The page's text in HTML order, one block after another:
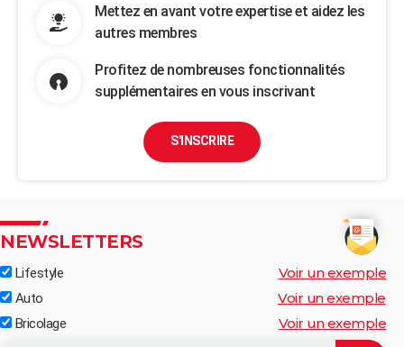
Mettez en avant votre expertise et aidez les
autres membres
Profitez de nombreuses fonctionnalités
supplémentaires en vous inscrivant
S'INSCRIRE
NEWSLETTERS
Lifestyle Voir un exemple
Auto Voir un exemple
Bricolage Voir un exemple